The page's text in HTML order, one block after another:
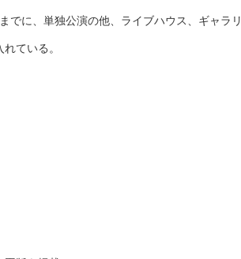
に、単独公演の他、ライブハウス、ギャラリ
ている。